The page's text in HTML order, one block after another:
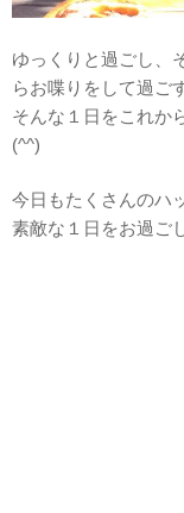
ゆっくりと過ごし、
らお喋りをして過ご
そんな１日をこれか
(^^)
今日もたくさんのハ
素敵な１日をお過ご